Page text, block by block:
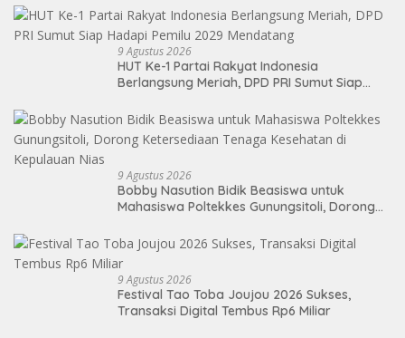
9 Agustus 2026
HUT Ke-1 Partai Rakyat Indonesia
Berlangsung Meriah, DPD PRI Sumut Siap
9 Agustus 2026
Bobby Nasution Bidik Beasiswa untuk
Mahasiswa Poltekkes Gunungsitoli, Dorong
Kepulauan Nias
9 Agustus 2026
Festival Tao Toba Joujou 2026 Sukses,
Transaksi Digital Tembus Rp6 Miliar